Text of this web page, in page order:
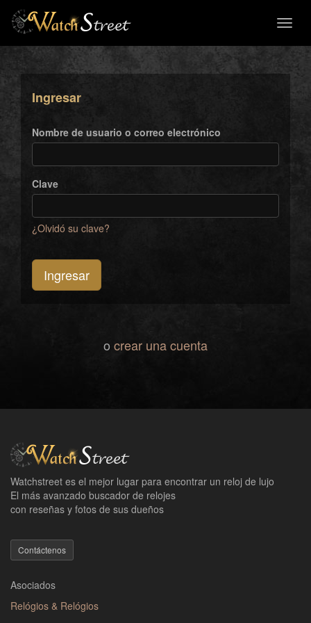
Ingresar
Nombre de usuario o correo electrónico
Clave
¿Olvidó su clave?
Ingresar
o crear una cuenta
Watchstreet es el mejor lugar para encontrar un reloj de lujo
El más avanzado buscador de relojes
con reseñas y fotos de sus dueños
Contáctenos
Asociados
Relógios & Relógios